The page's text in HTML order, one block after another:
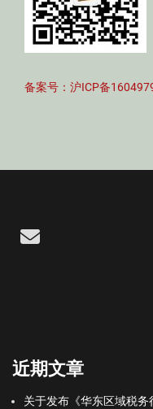
备案号：沪ICP备
Email
近期文章
关于发布《华东区域税